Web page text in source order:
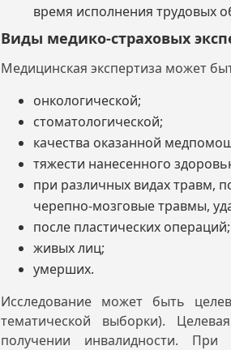
время исполнения трудовых
Виды медико-страховых
Медицинская экспертиза может
онкологической;
стоматологической;
качества оказанной
тяжести нанесенного
при различных видах травм,
черепно-мозговые травмы,
после пластических операций;
живых лиц;
умерших.
Исследование может быть
тематической выборки).
получении инвалидности. При